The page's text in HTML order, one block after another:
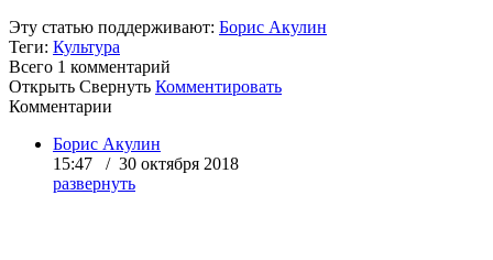
Эту статью поддерживают: Борис Акулин
Теги: Культура
Всего 1 комментарий
Открыть Свернуть Комментировать
Комментарии
Борис Акулин
15:47 / 30 октября 2018
развернуть